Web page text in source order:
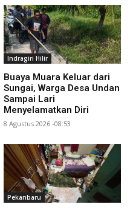
Indragiri Hilir
Buaya Muara Keluar dari
Sungai, Warga Desa Undan
Sampai Lari
Menyelamatkan Diri
8 Agustus 2026 -08:53
Pekanbaru